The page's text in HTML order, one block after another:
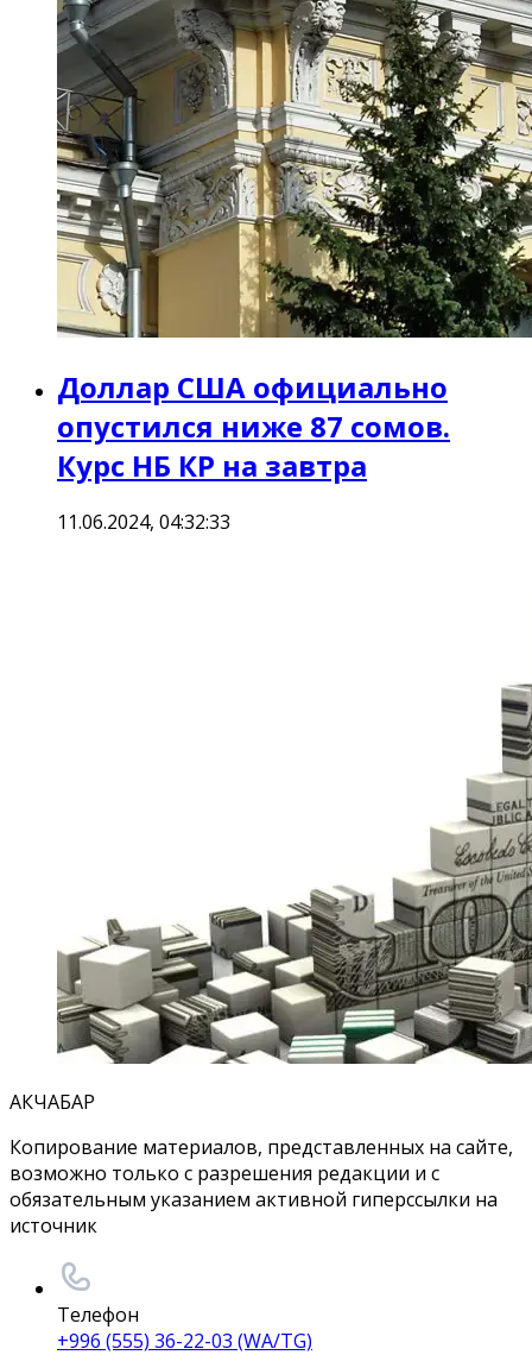
Доллар США официально
опустился ниже 87 сомов.
Курс НБ КР на завтра
11.06.2024, 04:32:33
АКЧАБАР
Копирование материалов, представленных на сайте,
возможно только с разрешения редакции и с
обязательным указанием активной гиперссылки на
источник
Телефон
+996 (555) 36-22-03 (WA/TG)